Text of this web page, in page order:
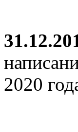
2020